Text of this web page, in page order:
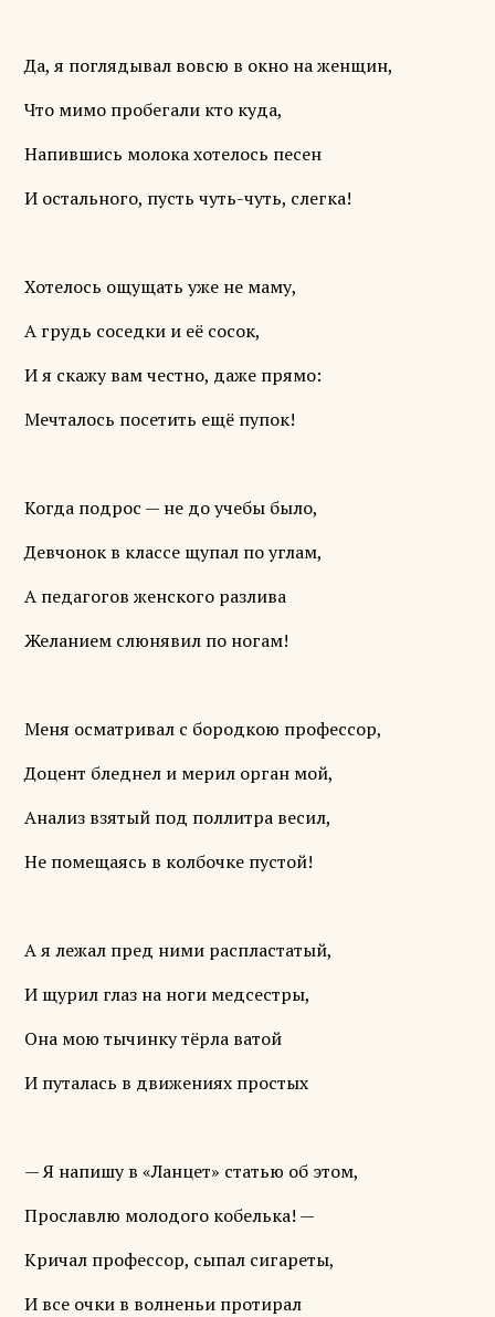
Да, я поглядывал вовсю в окно на женщин,
Что мимо пробегали кто куда,
Напившись молока хотелось песен
И остального, пусть чуть-чуть, слегка!
Хотелось ощущать уже не маму,
А грудь соседки и её сосок,
И я скажу вам честно, даже прямо:
Мечталось посетить ещё пупок!
Когда подрос — не до учебы было,
Девчонок в классе щупал по углам,
А педагогов женского разлива
Желанием слюнявил по ногам!
Меня осматривал с бородкою профессор,
Доцент бледнел и мерил орган мой,
Анализ взятый под поллитра весил,
Не помещаясь в колбочке пустой!
А я лежал пред ними распластатый,
И щурил глаз на ноги медсестры,
Она мою тычинку тёрла ватой
И путалась в движениях простых
— Я напишу в «Ланцет» статью об этом,
Прославлю молодого кобелька! —
Кричал профессор, сыпал сигареты,
И все очки в волненьи протирал